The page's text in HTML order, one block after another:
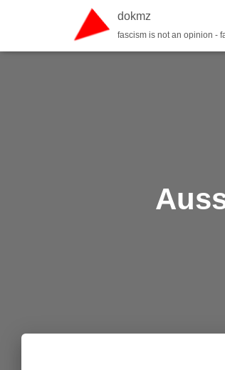
dokmz
fascism is not an opinion -